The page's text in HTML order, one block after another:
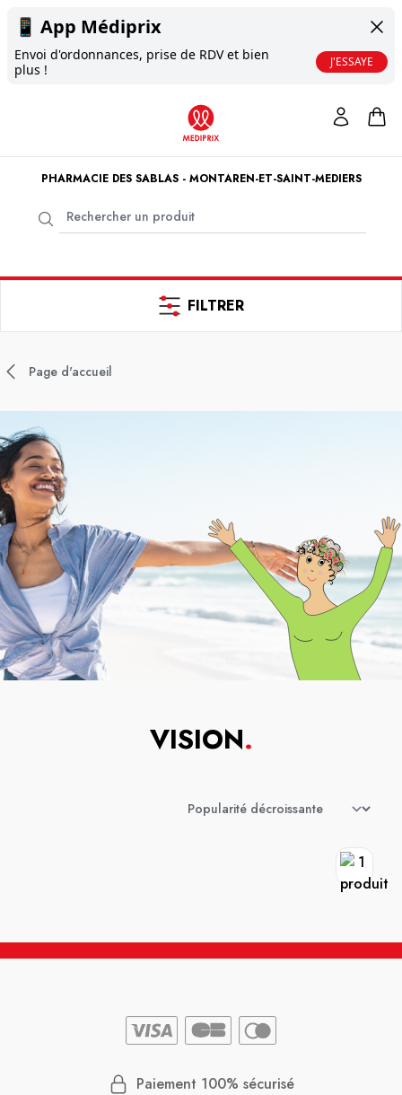
📱 App Médiprix
Envoi d'ordonnances, prise de RDV et bien
plus !
J'ESSAYE
PHARMACIE DES SABLAS - MONTAREN-ET-SAINT-MEDIERS
FILTRER
Page d'accueil
VISION.
Paiement 100% sécurisé